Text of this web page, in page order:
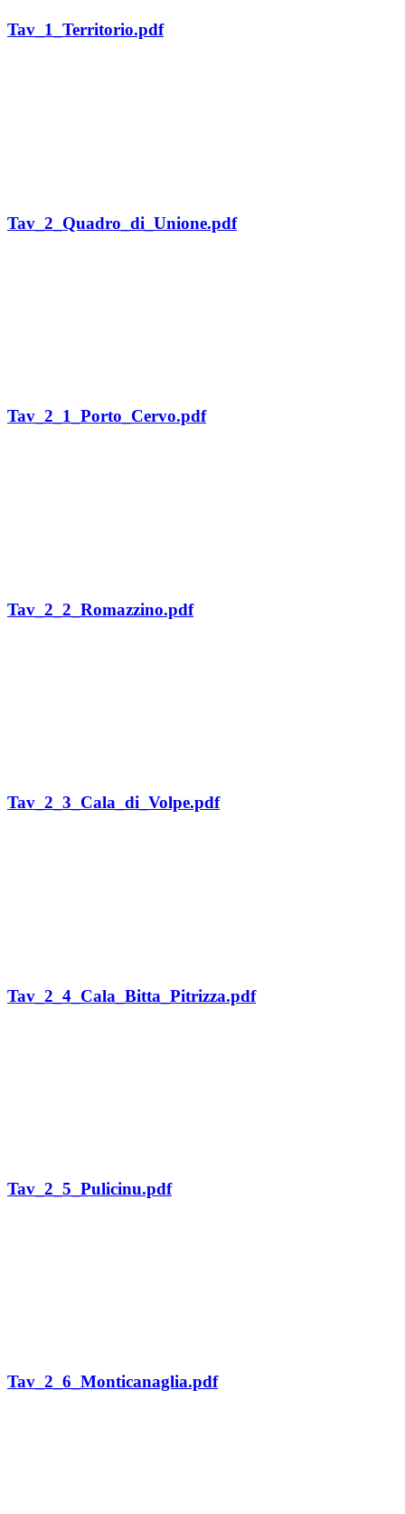
Tav_1_Territorio.pdf
Tav_2_Quadro_di_Unione.pdf
Tav_2_1_Porto_Cervo.pdf
Tav_2_2_Romazzino.pdf
Tav_2_3_Cala_di_Volpe.pdf
Tav_2_4_Cala_Bitta_Pitrizza.pdf
Tav_2_5_Pulicinu.pdf
Tav_2_6_Monticanaglia.pdf